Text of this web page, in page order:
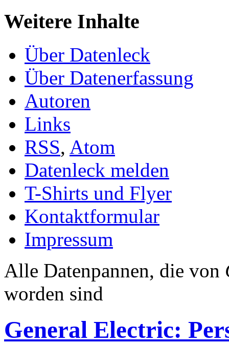
Weitere Inhalte
Über Datenleck
Über Datenerfassung
Autoren
Links
RSS, Atom
Datenleck melden
T-Shirts und Flyer
Kontaktformular
Impressum
Alle Datenpannen, die von
worden sind
General Electric: